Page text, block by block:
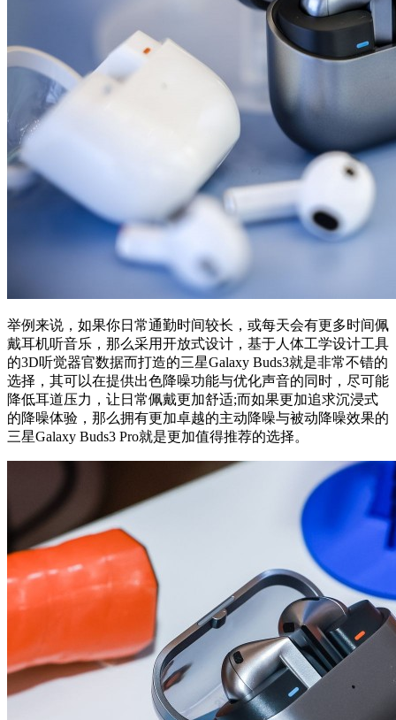
举例来说，如果你日常通勤时间较长，或每天会有更多时间佩
戴耳机听音乐，那么采用开放式设计，基于人体工学设计工具
的3D听觉器官数据而打造的三星Galaxy Buds3就是非常不错的
选择，其可以在提供出色降噪功能与优化声音的同时，尽可能
降低耳道压力，让日常佩戴更加舒适;而如果更加追求沉浸式
的降噪体验，那么拥有更加卓越的主动降噪与被动降噪效果的
三星Galaxy Buds3 Pro就是更加值得推荐的选择。